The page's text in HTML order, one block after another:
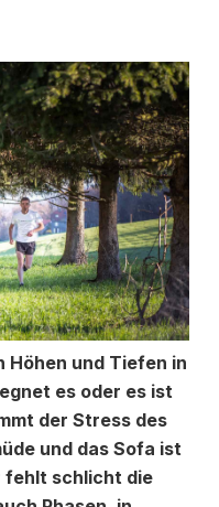
Höhen und Tiefen in
es oder es ist
der Stress des
und das Sofa ist
fehlt schlicht die